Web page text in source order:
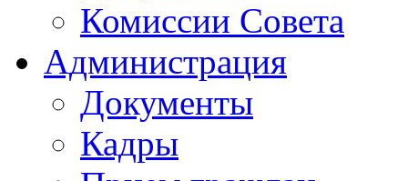
Комиссии Совета
Администрация
Документы
Кадры